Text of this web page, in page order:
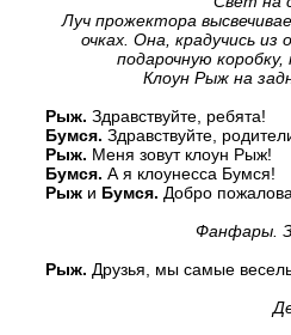
Луч прожектора
очках. Она, крадучись
подарочную
Клоун Рыж на
Рыж. Здравствуйте, ребята!
Бумся. Здравствуйте,
Рыж. Меня зовут клоун Рыж!
Бумся. А я клоунесса Бумся!
Рыж и Бумся. Добро
Фанфары.
Рыж. Друзья, мы самые